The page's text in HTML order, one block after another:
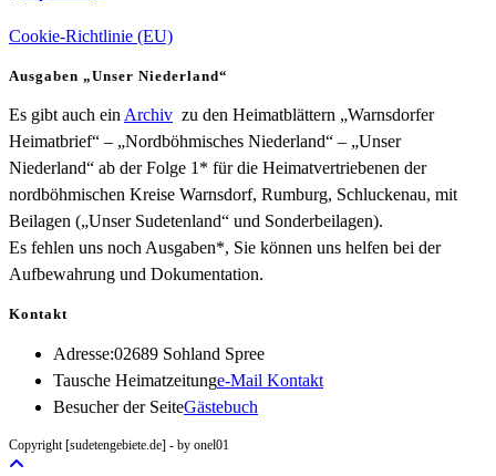
Cookie-Richtlinie (EU)
Ausgaben „Unser Niederland“
Es gibt auch ein Archiv zu den Heimatblättern „Warnsdorfer
Heimatbrief“ – „Nordböhmisches Niederland“ – „Unser
Niederland“ ab der Folge 1* für die Heimatvertriebenen der
nordböhmischen Kreise Warnsdorf, Rumburg, Schluckenau, mit
Beilagen („Unser Sudetenland“ und Sonderbeilagen).
Es fehlen uns noch Ausgaben*, Sie können uns helfen bei der
Aufbewahrung und Dokumentation.
Kontakt
Adresse:02689 Sohland Spree
Tausche Heimatzeitunge-Mail KontaktOpens
Besucher der SeiteGästebuch
Copyright [sudetengebiete.de] - by onel01